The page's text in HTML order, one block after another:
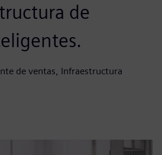
de
de ventas, Infraestructura